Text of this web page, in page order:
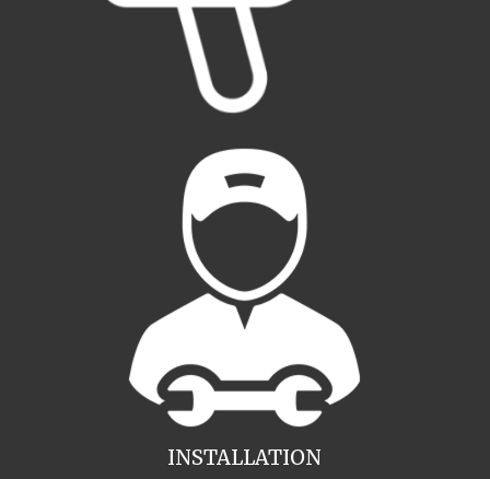
INSTALLATION